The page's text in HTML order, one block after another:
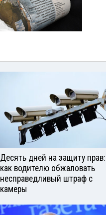
Десять дней на защиту прав:
как водителю обжаловать
несправедливый штраф с
камеры